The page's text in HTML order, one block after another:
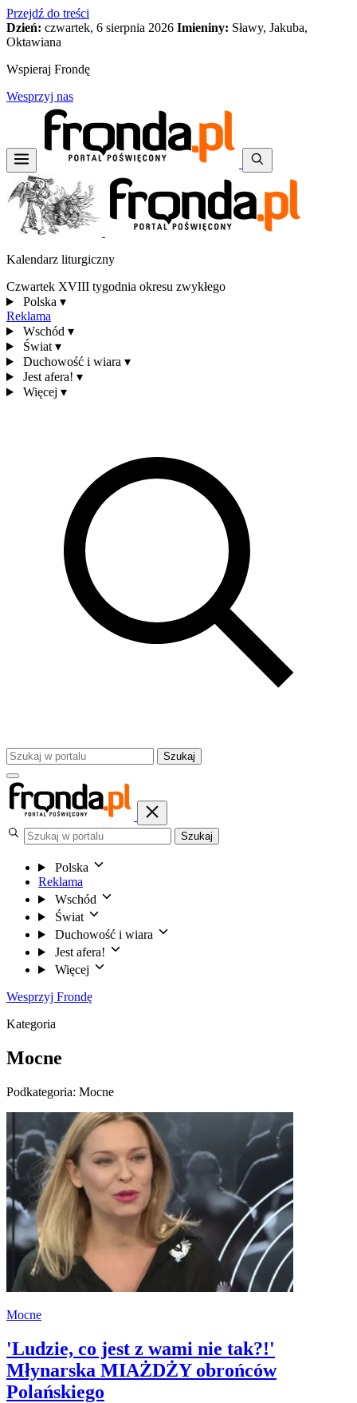
Przejdź do treści
Dzień: czwartek, 6 sierpnia 2026 Imieniny: Sławy, Jakuba,
Oktawiana
Wspieraj Frondę
Wesprzyj nas
Kalendarz liturgiczny
Czwartek XVIII tygodnia okresu zwykłego
Polska ▾
Reklama
Wschód ▾
Świat ▾
Duchowość i wiara ▾
Jest afera! ▾
Więcej ▾
Szukaj
Szukaj
Polska
Reklama
Wschód
Świat
Duchowość i wiara
Jest afera!
Więcej
Wesprzyj Frondę
Kategoria
Mocne
Podkategoria: Mocne
Mocne
'Ludzie, co jest z wami nie tak?!'
Młynarska MIAŻDŻY obrońców
Polańskiego